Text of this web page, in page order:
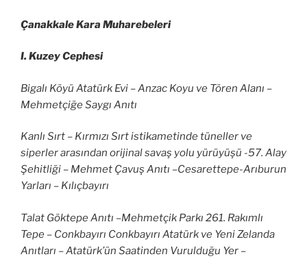
Çanakkale Kara Muharebeleri
I. Kuzey Cephesi
Bigalı Köyü Atatürk Evi – Anzac Koyu ve Tören Alanı –
Mehmetçiğe Saygı Anıtı
Kanlı Sırt – Kırmızı Sırt istikametinde tüneller ve
siperler arasından orijinal savaş yolu yürüyüşü -57. Alay
Şehitliği – Mehmet Çavuş Anıtı –Cesarettepe-Arıburun
Yarları – Kılıçbayırı
Talat Göktepe Anıtı –Mehmetçik Parkı 261. Rakımlı
Tepe – Conkbayırı Conkbayırı Atatürk ve Yeni Zelanda
Anıtları – Atatürk’ün Saatinden Vurulduğu Yer –